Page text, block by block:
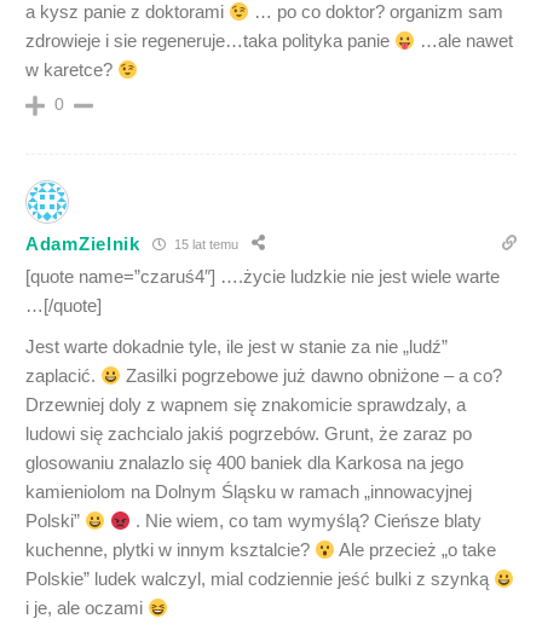
a kysz panie z doktorami
… po co doktor? organizm sam
zdrowieje i sie regeneruje…taka polityka panie
…ale nawet
w karetce?
0
AdamZielnik 15 lat temu
[quote name=”czaruś4″] ….życie ludzkie nie jest wiele warte
…[/quote]
Jest warte dokadnie tyle, ile jest w stanie za nie „ludź”
zaplacić.
Zasilki pogrzebowe już dawno obniżone – a co?
Drzewniej doly z wapnem się znakomicie sprawdzaly, a
ludowi się zachcialo jakiś pogrzebów. Grunt, że zaraz po
glosowaniu znalazlo się 400 baniek dla Karkosa na jego
kamieniolom na Dolnym Śląsku w ramach „innowacyjnej
Polski”
. Nie wiem, co tam wymyślą? Cieńsze blaty
kuchenne, plytki w innym ksztalcie?
Ale przecież „o take
Polskie” ludek walczyl, mial codziennie jeść bulki z szynką
i je, ale oczami